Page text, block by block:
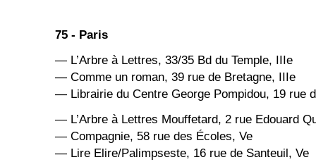
75 - Paris
— L’Arbre à Lettres, 33/35 Bd du Temple, IIIe
— Comme un roman, 39 rue de Bretagne, IIIe
— Librairie du Centre George Pompidou, 19 rue
— L’Arbre à Lettres Mouffetard, 2 rue Edouard
— Compagnie, 58 rue des Écoles, Ve
— Lire Elire/Palimpseste, 16 rue de Santeuil, Ve